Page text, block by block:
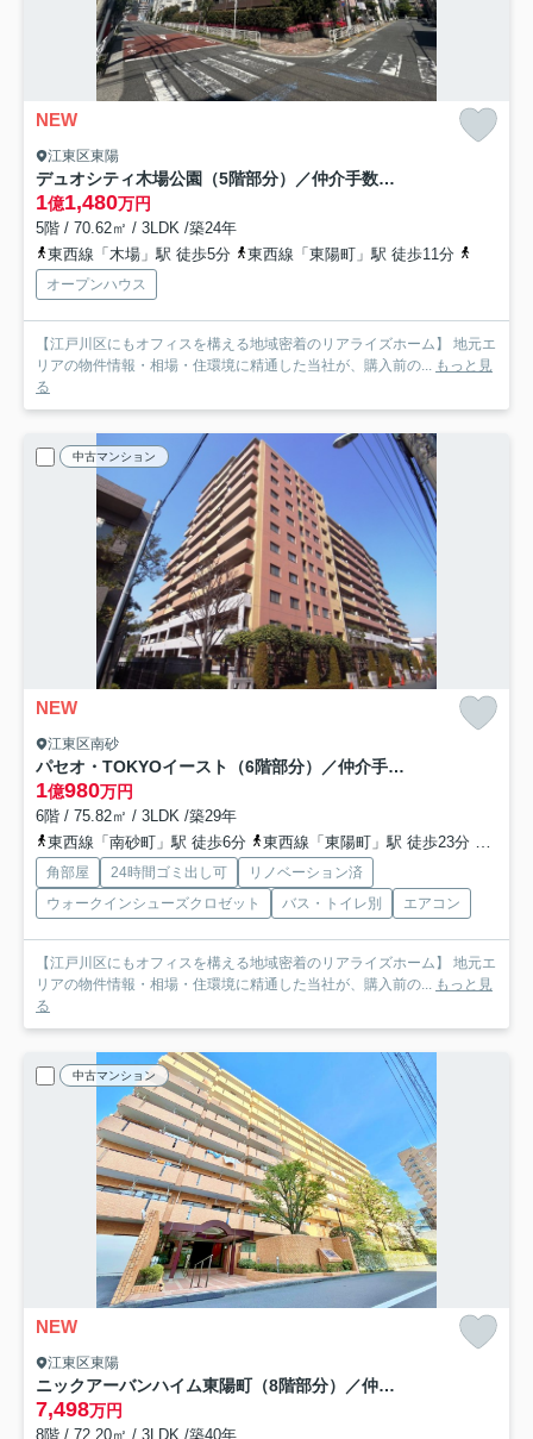
NEW
江東区東陽
デュオシティ木場公園（5階部分）／仲介手数料無料／新規フルリノベーション
1億1,480万円
5階 / 70.62㎡ / 3LDK /築24年
東西線「木場」駅 徒歩5分
東西線「東陽町」駅 徒歩11分
オープンハウス
【江戸川区にもオフィスを構える地域密着のリアライズホーム】 地元エ
リアの物件情報・相場・住環境に精通した当社が、購入前の... もっと見
る
中古マンション
NEW
江東区南砂
パセオ・TOKYOイースト（6階部分）／仲介手数料無料／新規フルリノベーション
1億980万円
6階 / 75.82㎡ / 3LDK /築29年
東西線「南砂町」駅 徒歩6分
東西線「東陽町」駅 徒歩23分 京葉
角部屋 24時間ゴミ出し可
リノベーション済
ウォークインシューズクロゼット
バス・トイレ別 エアコン
【江戸川区にもオフィスを構える地域密着のリアライズホーム】 地元エ
リアの物件情報・相場・住環境に精通した当社が、購入前の... もっと見
る
中古マンション
NEW
江東区東陽
ニックアーバンハイム東陽町（8階部分）／仲介手数料無料／新規フルリノベーション
7,498万円
8階 / 72.20㎡ / 3LDK /築40年